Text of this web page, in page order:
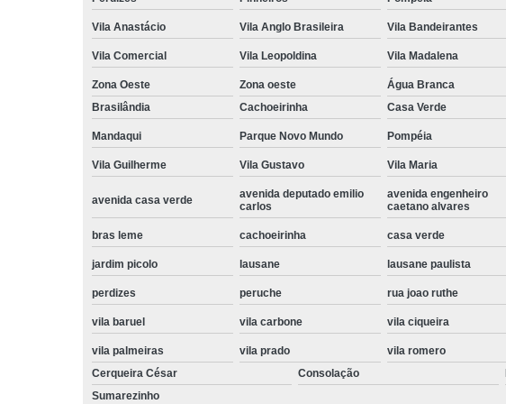
Vila Anastácio Vila Anglo Brasileira Vila Bandeirantes
Vila Comercial Vila Leopoldina Vila Madalena
Zona Oeste Zona oeste
Água Branca
Brasilândia
Cachoeirinha Casa Verde
Mandaqui Parque Novo Mundo Pompéia
Vila Guilherme Vila Gustavo Vila Maria
avenida casa verde
avenida deputado emilio
carlos
avenida engenheiro
caetano alvares
bras leme cachoeirinha casa verde
jardim picolo lausane lausane paulista
perdizes peruche rua joao ruthe
vila baruel vila carbone vila ciqueira
vila palmeiras vila prado vila romero
Cerqueira César
Consolação
Sumarezinho